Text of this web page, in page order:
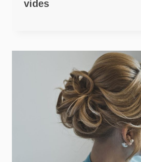
vides